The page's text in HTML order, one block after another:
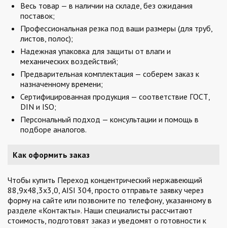
Весь товар — в наличии на складе, без ожидания
поставок;
Профессиональная резка под ваши размеры (для труб,
листов, полос);
Надежная упаковка для защиты от влаги и
механических воздействий;
Предварительная комплектация — соберем заказ к
назначенному времени;
Сертифицированная продукция — соответствие ГОСТ,
DIN и ISO;
Персональный подход — консультации и помощь в
подборе аналогов.
Как оформить заказ
Чтобы купить Переход концентрический нержавеющий
88,9х48,3х3,0, AISI 304, просто отправьте заявку через
форму на сайте или позвоните по телефону, указанному в
разделе «Контакты». Наши специалисты рассчитают
стоимость, подготовят заказ и уведомят о готовности к